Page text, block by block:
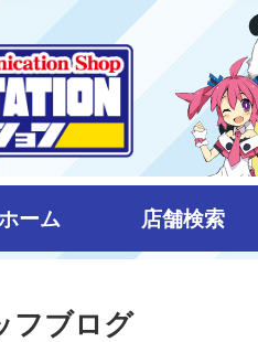
ーム 店舗検索
フブログ